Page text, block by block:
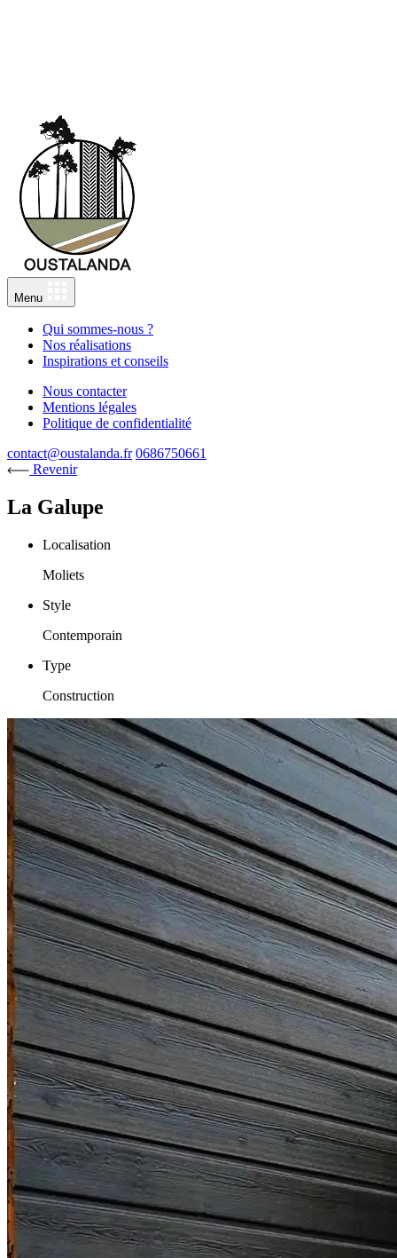
Menu
Qui sommes-nous ?
Nos réalisations
Inspirations et conseils
Nous contacter
Mentions légales
Politique de confidentialité
contact@oustalanda.fr 0686750661
Revenir
La Galupe
Localisation
Moliets
Style
Contemporain
Type
Construction